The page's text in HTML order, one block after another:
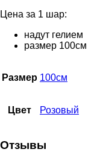
Цена за 1 шар:
надут гелием
размер 100см
Размер 100см
Цвет Розовый
Отзывы